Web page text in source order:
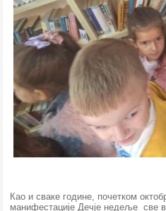
Као и сваке године, почетком
манифестације Дечје недеље све